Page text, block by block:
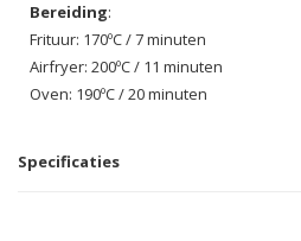
Bereiding:
Frituur: 170ºC / 7 minuten
Airfryer: 200ºC / 11 minuten
Oven: 190ºC / 20 minuten
Specificaties